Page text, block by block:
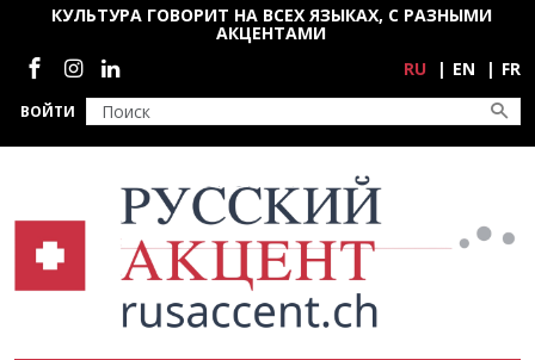
Перейти к основному содержанию
ВОЙТИ
КУЛЬТУРА ГОВОРИТ НА ВСЕХ ЯЗЫКАХ, С РАЗНЫМИ
АКЦЕНТАМИ
Социальные сети
RU EN FR